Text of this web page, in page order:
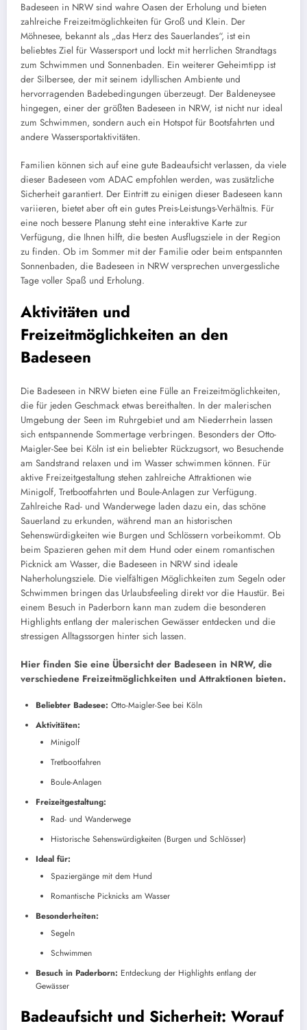
Badeseen in NRW sind wahre Oasen der Erholung und bieten
zahlreiche Freizeitmöglichkeiten für Groß und Klein. Der
Möhnesee, bekannt als „das Herz des Sauerlandes“, ist ein
beliebtes Ziel für Wassersport und lockt mit herrlichen Strandtags
zum Schwimmen und Sonnenbaden. Ein weiterer Geheimtipp ist
der Silbersee, der mit seinem idyllischen Ambiente und
hervorragenden Badebedingungen überzeugt. Der Baldeneysee
hingegen, einer der größten Badeseen in NRW, ist nicht nur ideal
zum Schwimmen, sondern auch ein Hotspot für Bootsfahrten und
andere Wassersportaktivitäten.
Familien können sich auf eine gute Badeaufsicht verlassen, da viele
dieser Badeseen vom ADAC empfohlen werden, was zusätzliche
Sicherheit garantiert. Der Eintritt zu einigen dieser Badeseen kann
variieren, bietet aber oft ein gutes Preis-Leistungs-Verhältnis. Für
eine noch bessere Planung steht eine interaktive Karte zur
Verfügung, die Ihnen hilft, die besten Ausflugsziele in der Region
zu finden. Ob im Sommer mit der Familie oder beim entspannten
Sonnenbaden, die Badeseen in NRW versprechen unvergessliche
Tage voller Spaß und Erholung.
Aktivitäten und
Freizeitmöglichkeiten an den
Badeseen
Die Badeseen in NRW bieten eine Fülle an Freizeitmöglichkeiten,
die für jeden Geschmack etwas bereithalten. In der malerischen
Umgebung der Seen im Ruhrgebiet und am Niederrhein lassen
sich entspannende Sommertage verbringen. Besonders der Otto-
Maigler-See bei Köln ist ein beliebter Rückzugsort, wo Besuchende
am Sandstrand relaxen und im Wasser schwimmen können. Für
aktive Freizeitgestaltung stehen zahlreiche Attraktionen wie
Minigolf, Tretbootfahrten und Boule-Anlagen zur Verfügung.
Zahlreiche Rad- und Wanderwege laden dazu ein, das schöne
Sauerland zu erkunden, während man an historischen
Sehenswürdigkeiten wie Burgen und Schlössern vorbeikommt. Ob
beim Spazieren gehen mit dem Hund oder einem romantischen
Picknick am Wasser, die Badeseen in NRW sind ideale
Naherholungsziele. Die vielfältigen Möglichkeiten zum Segeln oder
Schwimmen bringen das Urlaubsfeeling direkt vor die Haustür. Bei
einem Besuch in Paderborn kann man zudem die besonderen
Highlights entlang der malerischen Gewässer entdecken und die
stressigen Alltagssorgen hinter sich lassen.
Hier finden Sie eine Übersicht der Badeseen in NRW, die
verschiedene Freizeitmöglichkeiten und Attraktionen bieten.
Beliebter Badesee: Otto-Maigler-See bei Köln
Aktivitäten:
Minigolf
Tretbootfahren
Boule-Anlagen
Freizeitgestaltung:
Rad- und Wanderwege
Historische Sehenswürdigkeiten (Burgen und Schlösser)
Ideal für:
Spaziergänge mit dem Hund
Romantische Picknicks am Wasser
Besonderheiten:
Segeln
Schwimmen
Besuch in Paderborn: Entdeckung der Highlights entlang der
Gewässer
Badeaufsicht und Sicherheit: Worauf